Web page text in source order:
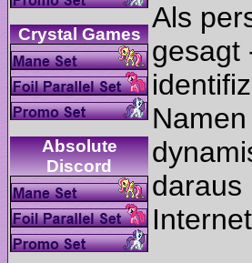
Absolute
Als
gesagt
daraus